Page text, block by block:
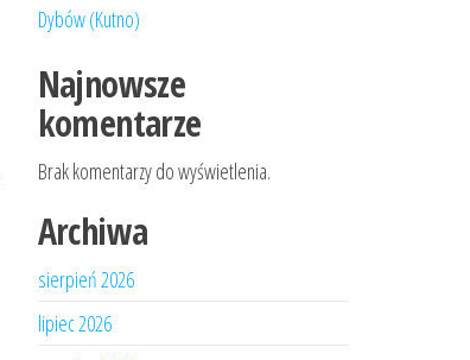
Dybów (Kutno)
Najnowsze
komentarze
Brak komentarzy do wyświetlenia.
Archiwa
sierpień 2026
lipiec 2026